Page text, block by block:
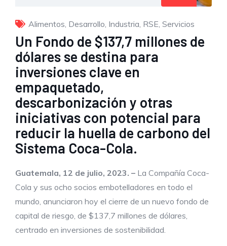
Alimentos Desarrollo Industria RSE Servicios
Un Fondo de $137,7 millones de
dólares se destina para
inversiones clave en
empaquetado,
descarbonización y otras
iniciativas con potencial para
reducir la huella de carbono del
Sistema Coca-Cola.
Guatemala, 12 de julio, 2023. – La Compañía Coca-
Cola y sus ocho socios embotelladores en todo el
mundo, anunciaron hoy el cierre de un nuevo fondo de
capital de riesgo, de $137,7 millones de dólares,
centrado en inversiones de sostenibilidad.